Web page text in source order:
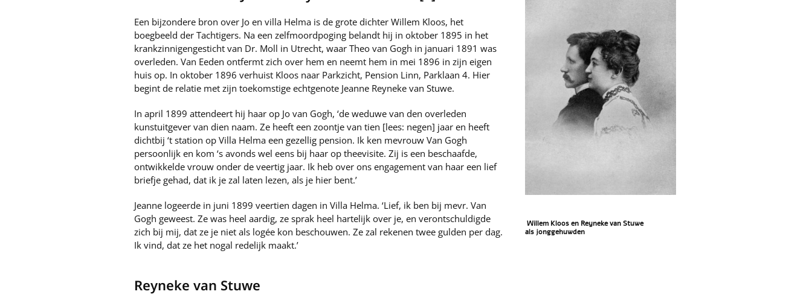
Willem Kloos en Reyneke van Stuwe
als jonggehuwden
Een bijzondere bron over Jo en villa Helma is de grote dichter Willem Kloos, het
boegbeeld der Tachtigers. Na een zelfmoordpoging belandt hij in oktober 1895 in het
krankzinnigengesticht van Dr. Moll in Utrecht, waar Theo van Gogh in januari 1891 was
overleden. Van Eeden ontfermt zich over hem en neemt hem in mei 1896 in zijn eigen
huis op. In oktober 1896 verhuist Kloos naar Parkzicht, Pension Linn, Parklaan 4. Hier
begint de relatie met zijn toekomstige echtgenote Jeanne Reyneke van Stuwe.
In april 1899 attendeert hij haar op Jo van Gogh, ‘de weduwe van den overleden
kunstuitgever van dien naam. Ze heeft een zoontje van tien [lees: negen] jaar en heeft
dichtbij ‘t station op Villa Helma een gezellig pension. Ik ken mevrouw Van Gogh
persoonlijk en kom ‘s avonds wel eens bij haar op theevisite. Zij is een beschaafde,
ontwikkelde vrouw onder de veertig jaar. Ik heb over ons engagement van haar een lief
briefje gehad, dat ik je zal laten lezen, als je hier bent.’
Jeanne logeerde in juni 1899 veertien dagen in Villa Helma. ‘Lief, ik ben bij mevr. Van
Gogh geweest. Ze was heel aardig, ze sprak heel hartelijk over je, en verontschuldigde
zich bij mij, dat ze je niet als logée kon beschouwen. Ze zal rekenen twee gulden per dag.
Ik vind, dat ze het nogal redelijk maakt.’
Reyneke van Stuwe